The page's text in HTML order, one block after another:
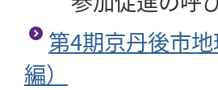
第4期京丹後市
編）